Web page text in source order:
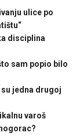
ulice po
disciplina
sam popio bilo
su jedna drugoj
varoš